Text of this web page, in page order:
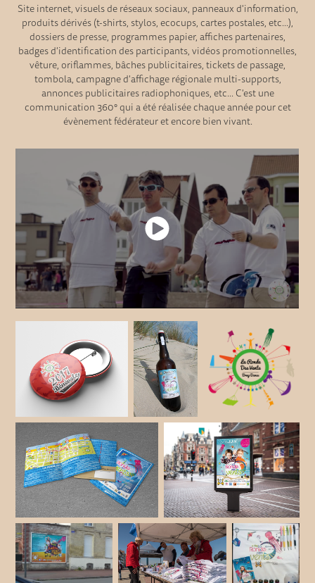
Site internet, visuels de réseaux sociaux, panneaux d'information,
produits dérivés (t-shirts, stylos, ecocups, cartes postales, etc...),
dossiers de presse, programmes papier, affiches partenaires,
badges d'identification des participants, vidéos promotionnelles,
vêture, oriflammes, bâches publicitaires, tickets de passage,
tombola, campagne d'affichage régionale multi-supports,
annonces publicitaires radiophoniques, etc... C'est une
communication 360° qui a été réalisée chaque année pour cet
évènement fédérateur et encore bien vivant.